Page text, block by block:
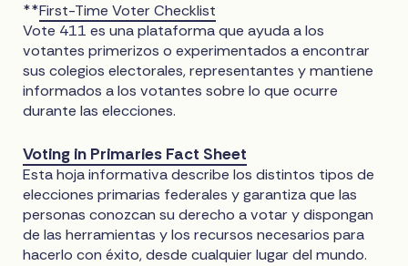
**First-Time Voter Checklist
Vote 411 es una plataforma que ayuda a los
votantes primerizos o experimentados a encontrar
sus colegios electorales, representantes y mantiene
informados a los votantes sobre lo que ocurre
durante las elecciones.
Voting in Primaries Fact Sheet
Esta hoja informativa describe los distintos tipos de
elecciones primarias federales y garantiza que las
personas conozcan su derecho a votar y dispongan
de las herramientas y los recursos necesarios para
hacerlo con éxito, desde cualquier lugar del mundo.